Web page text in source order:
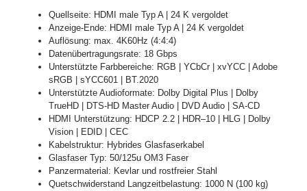
Quellseite: HDMI male Typ A | 24 K vergoldet
Anzeige-Ende: HDMI male Typ A | 24 K vergoldet
Auflösung: max. 4K60Hz (4:4:4)
Datenübertragungsrate: 18 Gbps
Unterstützte Farbbereiche: RGB | YCbCr | xvYCC | Adobe
sRGB | sYCC601 | BT.2020
Unterstützte Audioformate: Dolby Digital Plus | Dolby
TrueHD | DTS-HD Master Audio | DVD Audio | SA-CD
HDMI Unterstützung: HDCP 2.2 | HDR–10 | HLG | Dolby
Vision | EDID | CEC
Kabelstruktur: Hybrides Glasfaserkabel
Glasfaser Typ: 50/125u OM3 Faser
Panzermaterial: Kevlar und rostfreier Stahl
Quetschwiderstand Langzeitbelastung: 1000 N (100 kg)